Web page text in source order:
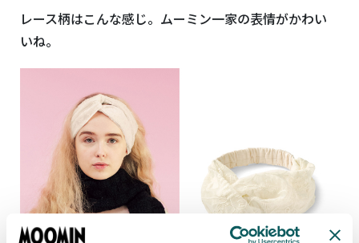
レース柄はこんな感じ。ムーミン一家の表情がかわい
いね。